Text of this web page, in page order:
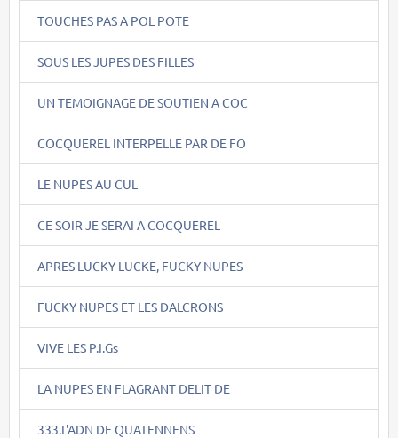
TOUCHES PAS A POL POTE
SOUS LES JUPES DES FILLES
UN TEMOIGNAGE DE SOUTIEN A COC
COCQUEREL INTERPELLE PAR DE FO
LE NUPES AU CUL
CE SOIR JE SERAI A COCQUEREL
APRES LUCKY LUCKE, FUCKY NUPES
FUCKY NUPES ET LES DALCRONS
VIVE LES P.I.Gs
LA NUPES EN FLAGRANT DELIT DE
333.L'ADN DE QUATENNENS